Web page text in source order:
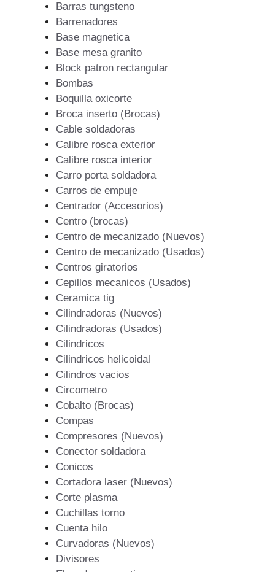
Barras tungsteno
Barrenadores
Base magnetica
Base mesa granito
Block patron rectangular
Bombas
Boquilla oxicorte
Broca inserto (Brocas)
Cable soldadoras
Calibre rosca exterior
Calibre rosca interior
Carro porta soldadora
Carros de empuje
Centrador (Accesorios)
Centro (brocas)
Centro de mecanizado (Nuevos)
Centro de mecanizado (Usados)
Centros giratorios
Cepillos mecanicos (Usados)
Ceramica tig
Cilindradoras (Nuevos)
Cilindradoras (Usados)
Cilindricos
Cilindricos helicoidal
Cilindros vacios
Circometro
Cobalto (Brocas)
Compas
Compresores (Nuevos)
Conector soldadora
Conicos
Cortadora laser (Nuevos)
Corte plasma
Cuchillas torno
Cuenta hilo
Curvadoras (Nuevos)
Divisores